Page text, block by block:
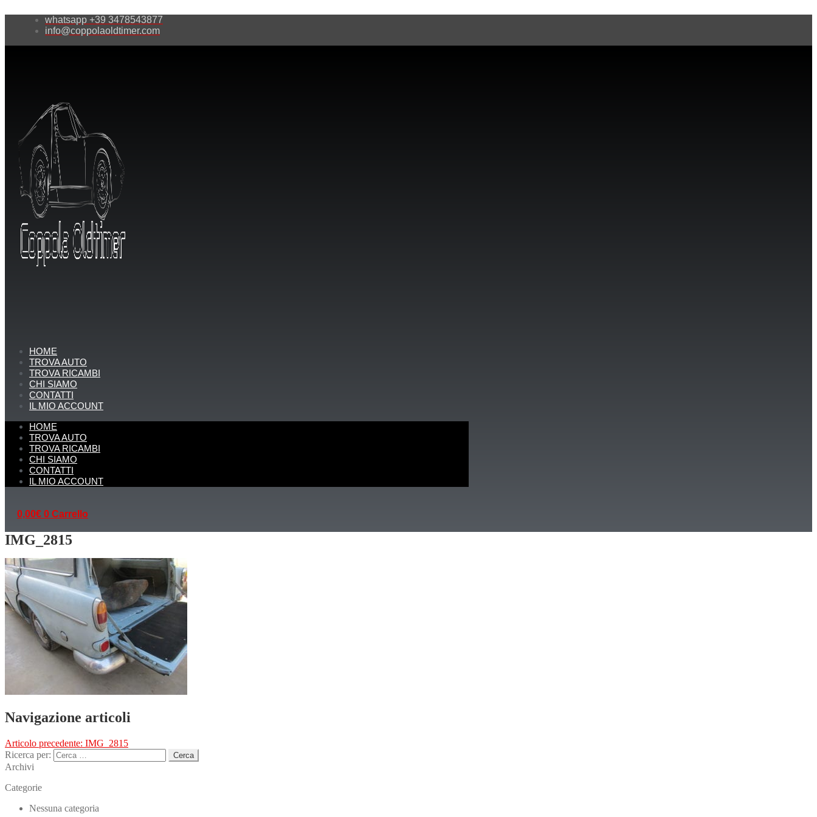
whatsapp +39 3478543877
info@coppolaoldtimer.com
HOME
TROVA AUTO
TROVA RICAMBI
CHI SIAMO
CONTATTI
IL MIO ACCOUNT
HOME
TROVA AUTO
TROVA RICAMBI
CHI SIAMO
CONTATTI
IL MIO ACCOUNT
0,00€ 0 Carrello
IMG_2815
Navigazione articoli
Articolo precedente: IMG_2815
Ricerca per:
Archivi
Categorie
Nessuna categoria